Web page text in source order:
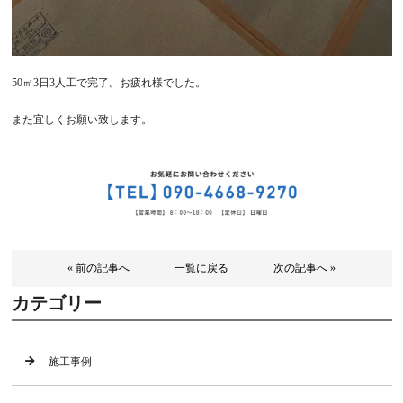
50㎡3日3人工で完了。お疲れ様でした。
また宜しくお願い致します。
« 前の記事へ 一覧に戻る 次の記事へ »
カテゴリー
施工事例